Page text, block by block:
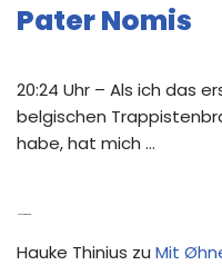
Pater Nomis
20:24 Uhr – Als ich das
belgischen
habe, hat mich …
Hauke Thinius zu Mit